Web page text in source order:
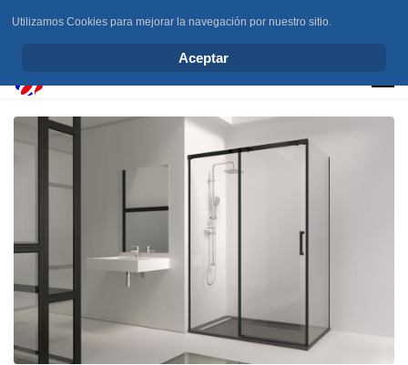
Utilizamos Cookies para mejorar la navegación por nuestro sitio.
Aceptar